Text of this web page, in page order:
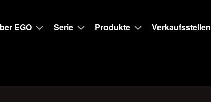
EGO
Serie Produkte Verkaufsstellen